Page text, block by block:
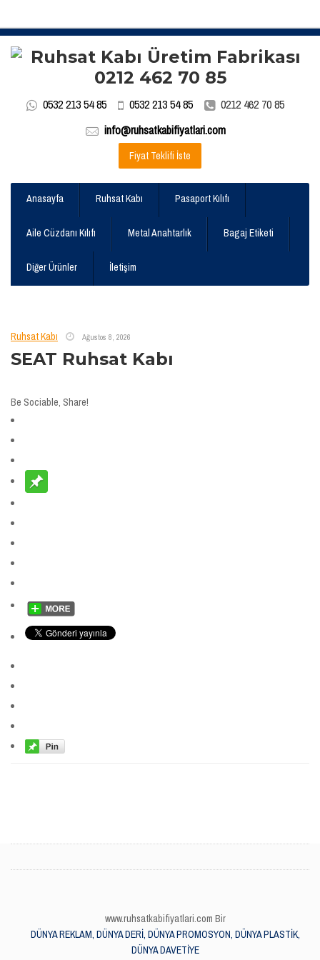
0532 213 54 85 0532 213 54 85
0212 462 70 85
info@ruhsatkabifiyatlari.com
Fiyat Teklifi İste
Anasayfa Ruhsat Kabı Pasaport Kılıfı
Aile Cüzdanı Kılıfı Metal Anahtarlık Bagaj Etiketi
Diğer Ürünler İletişim
Ruhsat Kabı Ağustos 8, 2026
SEAT Ruhsat Kabı
Be Sociable, Share!
www.ruhsatkabifiyatlari.com Bir
DÜNYA REKLAM, DÜNYA DERİ, DÜNYA PROMOSYON, DÜNYA PLASTİK,
DÜNYA DAVETİYE